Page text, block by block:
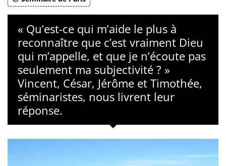
« Qu’est-ce qui m’aide le plus à
reconnaître que c’est vraiment Dieu
qui m’appelle, et que je n’écoute pas
seulement ma subjectivité ? »
Vincent, César, Jérôme et Timothée,
séminaristes, nous livrent leur
réponse.